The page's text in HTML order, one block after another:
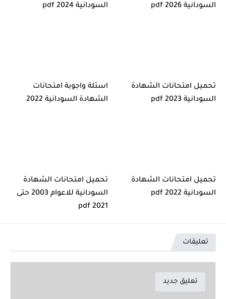
السودانية 2026 pdf
السودانية 2024 pdf
تحميل امتحانات الشهادة
السودانية pdf 2023
اسئلة واجوبة امتحانات
الشهادة السودانية 2022
تحميل امتحانات الشهادة
السودانية 2022 pdf
تحميل امتحانات الشهادة
السودانية للاعوام 2003 حتى
2021 pdf
تعليقات
تعليق جديد